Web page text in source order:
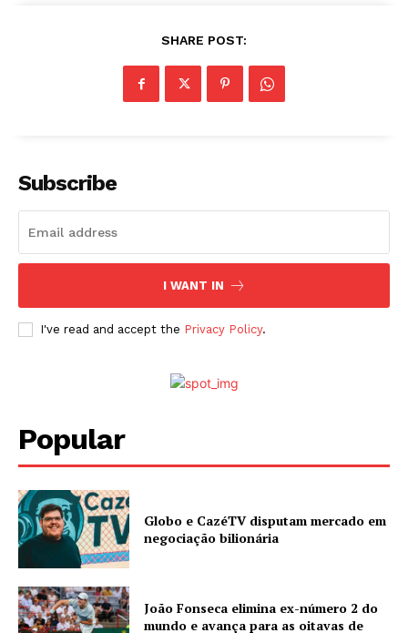
SHARE POST:
Subscribe
I WANT IN
I've read and accept the Privacy Policy.
Popular
Globo e CazéTV disputam mercado em
negociação bilionária
João Fonseca elimina ex-número 2 do
mundo e avança para as oitavas de